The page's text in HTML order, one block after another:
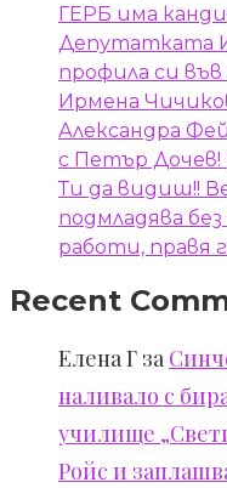
ГЕРБ има
Депутатката
профила си във
Ирмена
Александра
с Петър
Ти да видиш!!
подмладява
работи, правя
Recent
Елена Г за
наливало с
училище
Ройс и